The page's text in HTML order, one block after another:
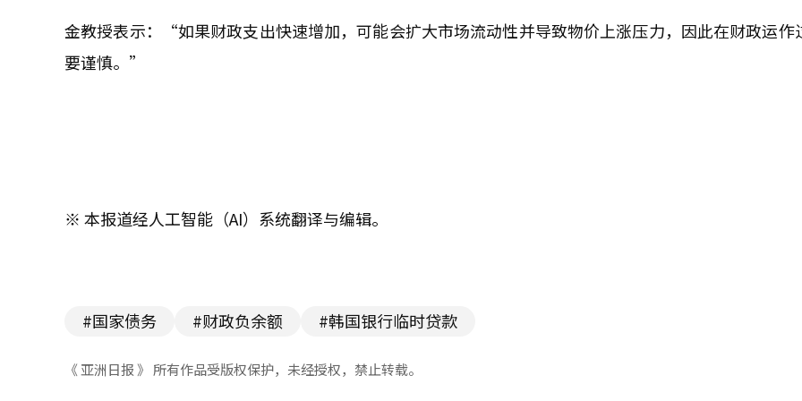
金教授表示：“如果财政支出快速增加，可能会扩大市场流动性并导致物价上涨压力，因此在财政运作
要谨慎。”
※ 本报道经人工智能（AI）系统翻译与编辑。
#国家债务 #财政负余额 #韩国银行临时贷款
《 亚洲日报 》 所有作品受版权保护，未经授权，禁止转载。